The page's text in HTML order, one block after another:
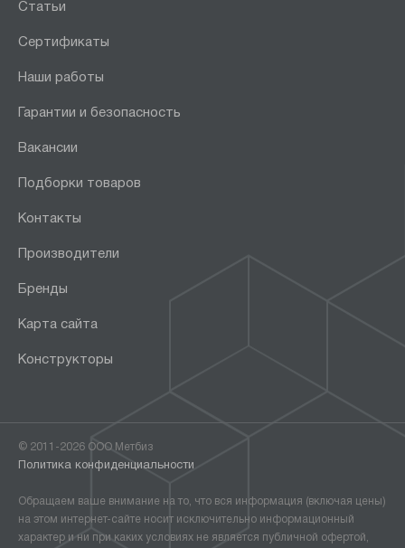
Статьи
Сертификаты
Наши работы
Гарантии и безопасность
Вакансии
Подборки товаров
Контакты
Производители
Бренды
Карта сайта
Конструкторы
© 2011-2026 ООО Метбиз
Политика конфиденциальности
Обращаем ваше внимание на то, что вся информация (включая цены)
на этом интернет-сайте носит исключительно информационный
характер и ни при каких условиях не является публичной офертой,